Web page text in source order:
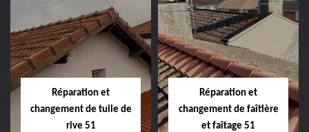
Peinture sur tuile
et toiture 51
Marne
Changement de
toiture 51
Réparation et
changement de tuile de
rive 51
Réparation et
changement de faîtière
et faîtage 51